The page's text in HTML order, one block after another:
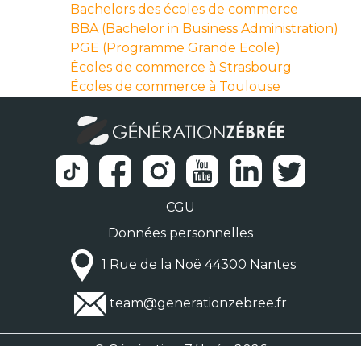
Bachelors des écoles de commerce
BBA (Bachelor in Business Administration)
PGE (Programme Grande Ecole)
Écoles de commerce à Strasbourg
Écoles de commerce à Toulouse
CGU
Données personnelles
1 Rue de la Noë 44300 Nantes
team@generationzebree.fr